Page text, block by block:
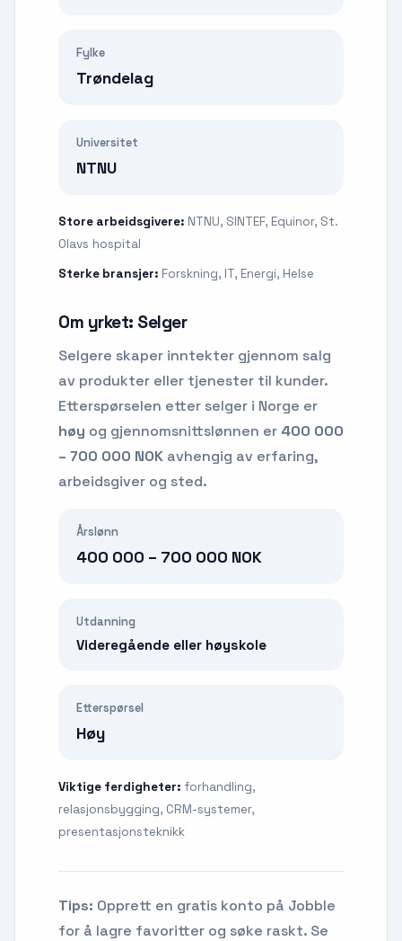
Fylke
Trøndelag
Universitet
NTNU
Store arbeidsgivere: NTNU, SINTEF, Equinor, St.
Olavs hospital
Sterke bransjer: Forskning, IT, Energi, Helse
Om yrket: Selger
Selgere skaper inntekter gjennom salg
av produkter eller tjenester til kunder.
Etterspørselen etterselger i Norge er
høy og gjennomsnittslønnen er 400 000
– 700 000 NOK avhengig av erfaring,
arbeidsgiver og sted.
Årslønn
400 000 – 700 000 NOK
Utdanning
Videregående eller høyskole
Etterspørsel
Høy
Viktige ferdigheter: forhandling,
relasjonsbygging, CRM-systemer,
presentasjonsteknikk
Tips: Opprett en gratis konto på Jobble
for å lagre favoritter og søke raskt. Se